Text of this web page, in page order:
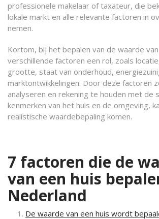
professionele makelaar of taxateur, die
lokale markt en alle relevante factoren in
nemen.
Kortom, bij het bepalen van de waarde
verschillende factoren een rol, zoals
grootte, staat van onderhoud,
marktontwikkelingen. Door deze factoren
analyseren en rekening te houden met de
kenmerken van het huis en de omgeving,
realistische waardebepaling komen.
7 factoren die de
van een huis
Nederland
De waarde van een huis wordt